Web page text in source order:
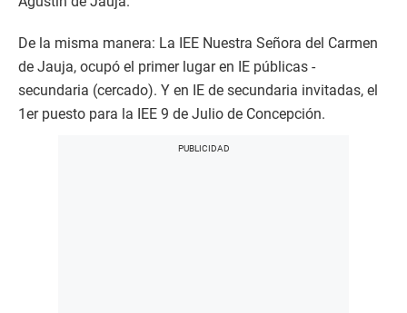
De la misma manera: La IEE Nuestra Señora del Carmen
de Jauja, ocupó el primer lugar en IE públicas -
secundaria (cercado). Y en IE de secundaria invitadas, el
1er puesto para la IEE 9 de Julio de Concepción.